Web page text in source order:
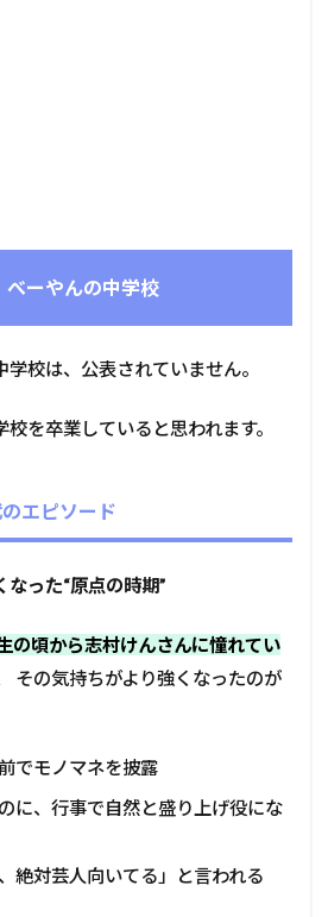
べーやんの中学校
校は、公表されていません。
を卒業していると思われます。
エピソード
った“原点の時期”
の頃から志村けんさんに憧れてい
その気持ちがより強くなったのが
でモノマネを披露
に、行事で自然と盛り上げ役にな
絶対芸人向いてる」と言われる